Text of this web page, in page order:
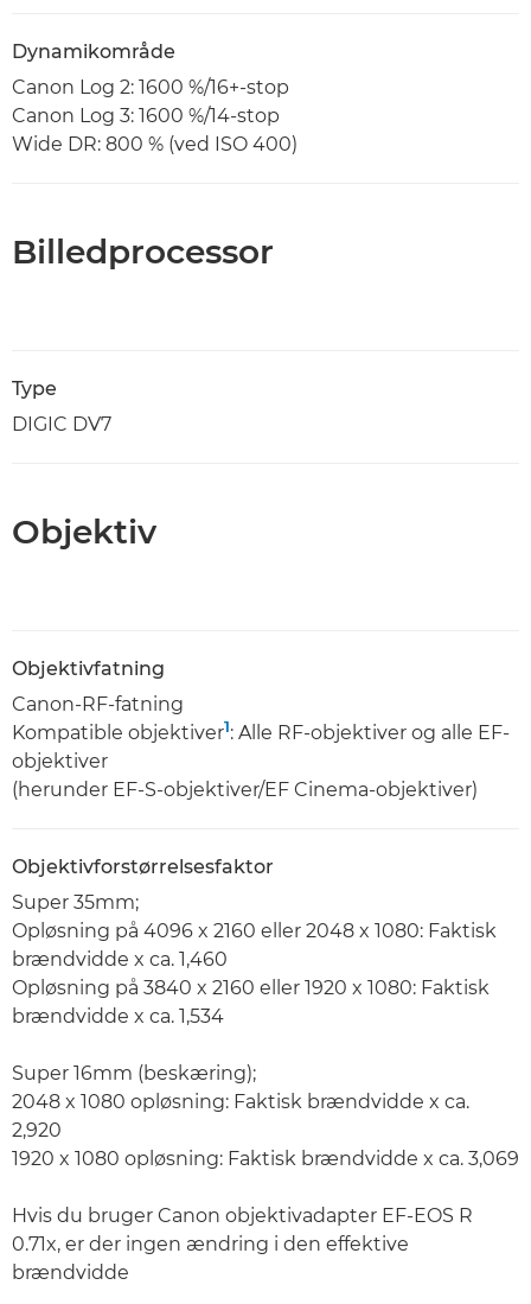
Dynamikområde
Canon Log 2: 1600 %/16+-stop
Canon Log 3: 1600 %/14-stop
Wide DR: 800 % (ved ISO 400)
Billedprocessor
Type
DIGIC DV7
Objektiv
Objektivfatning
Canon-RF-fatning
Kompatible objektiver1: Alle RF-objektiver og alle EF-
objektiver
(herunder EF-S-objektiver/EF Cinema-objektiver)
Objektivforstørrelsesfaktor
Super 35mm;
Opløsning på 4096 x 2160 eller 2048 x 1080: Faktisk
brændvidde x ca. 1,460
Opløsning på 3840 x 2160 eller 1920 x 1080: Faktisk
brændvidde x ca. 1,534
Super 16mm (beskæring);
2048 x 1080 opløsning: Faktisk brændvidde x ca.
2,920
1920 x 1080 opløsning: Faktisk brændvidde x ca. 3,069
Hvis du bruger Canon objektivadapter EF-EOS R
0.71x, er der ingen ændring i den effektive
brændvidde